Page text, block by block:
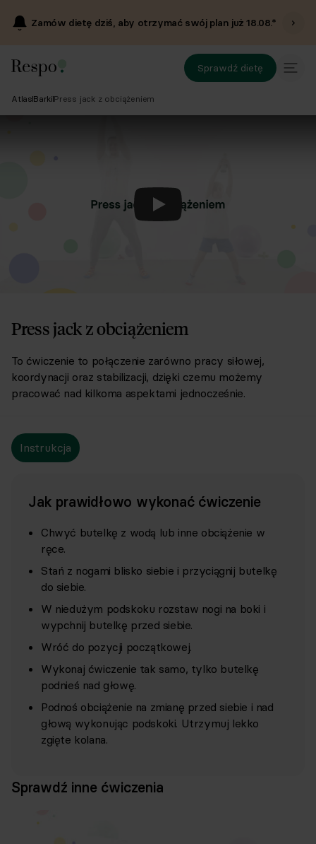
Zamów dietę dziś, aby otrzymać swój plan już18.08.*
Sprawdź dietę
Atlas Barki Press jack z obciążeniem
Odtwórz
Press jack z obciążeniem
To ćwiczenie to połączenie zarówno pracy siłowej,
koordynacji oraz stabilizacji, dzięki czemu możemy
pracować nad kilkoma aspektami jednocześnie.
Instrukcja
Jak prawidłowo wykonać ćwiczenie
Chwyć butelkę z wodą lub inne obciążenie w
ręce.
Stań z nogami blisko siebie i przyciągnij butelkę
do siebie.
W niedużym podskoku rozstaw nogi na boki i
wypchnij butelkę przed siebie.
Wróć do pozycji początkowej.
Wykonaj ćwiczenie tak samo, tylko butelkę
podnieś nad głowę.
Podnoś obciążenie na zmianę przed siebie i nad
głową wykonując podskoki. Utrzymuj lekko
zgięte kolana.
Sprawdź inne ćwiczenia